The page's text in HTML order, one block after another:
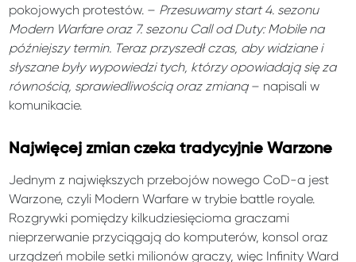
pokojowych protestów. – Przesuwamy start 4. sezonu
Modern Warfare oraz 7. sezonu Call od Duty: Mobile na
późniejszy termin. Teraz przyszedł czas, aby widziane i
słyszane były wypowiedzi tych, którzy opowiadają się za
równością, sprawiedliwością oraz zmianą– napisali w
komunikacie.
Najwięcej zmian czeka tradycyjnie Warzone
Jednym z największych przebojów nowego CoD-a jest
Warzone, czyli Modern Warfare w trybie battle royale.
Rozgrywki pomiędzy kilkudziesięcioma graczami
nieprzerwanie przyciągają do komputerów, konsol oraz
urządzeń mobile setki milionów graczy, więc Infinity Ward